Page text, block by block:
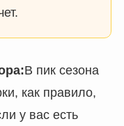
В пик сезона
как правило,
у вас есть